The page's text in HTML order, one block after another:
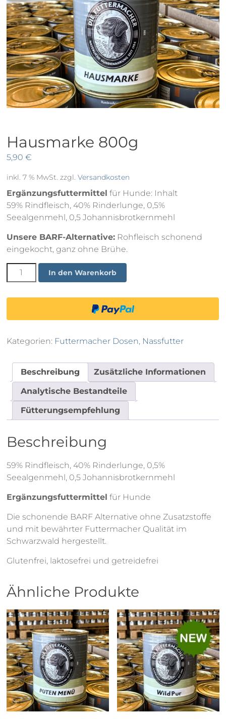
Hausmarke 800g
5,90€
inkl. 7 % MwSt. zzgl.Versandkosten
Ergänzungsfuttermittel für Hunde: Inhalt
59% Rindfleisch, 40% Rinderlunge, 0,5%
Seealgenmehl, 0,5 Johannisbrotkernmehl
Unsere BARF-Alternative: Rohfleisch schonend
eingekocht, ganz ohne Brühe.
Hausmarke
800g
In den Warenkorb
Kategorien: Futtermacher Dosen, Nassfutter
Beschreibung
Zusätzliche Informationen
Analytische Bestandteile
Fütterungsempfehlung
Beschreibung
59% Rindfleisch, 40% Rinderlunge, 0,5%
Seealgenmehl, 0,5 Johannisbrotkernmehl
Ergänzungsfuttermittel für Hunde
Die schonende BARF Alternative ohne Zusatzstoffe
und mit bewährter Futtermacher Qualität im
Schwarzwald hergestellt.
Glutenfrei, laktosefrei und getreidefrei
Ähnliche Produkte